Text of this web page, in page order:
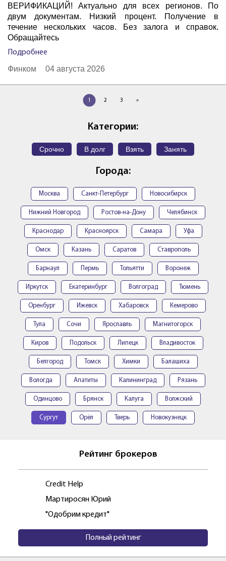
ВЕРИФИКАЦИЙ! Актуально для всех регионов. По
двум документам. Низкий процент. Получение в
течение нескольких часов. Без залога и справок.
Обращайтесь
Подробнее
Финком 04 августа 2026
1 2 3 »
Категории:
Срочно В долг Взять Занять
Города:
Москва Санкт-Петербург Новосибирск
Нижний Новгород Ростов-на-Дону Челябинск
Краснодар Красноярск Самара Уфа
Омск Казань Саратов Ставрополь
Барнаул Пермь Тольятти Воронеж
Иркутск Екатеринбург Волгоград Тюмень
Оренбург Ижевск Хабаровск Кемерово
Тула Сочи Ярославль Магнитогорск
Киров Подольск Липецк Владивосток
Белгород Томск Химки Балашиха
Вологда Апатиты Калининград Рязань
Одинцово Брянск Калуга Волжский
Сургут Орёл Тверь Новокузнецк
Рейтинг брокеров
Credit Help
Мартиросян Юрий
"Одобрим кредит"
Полный рейтинг